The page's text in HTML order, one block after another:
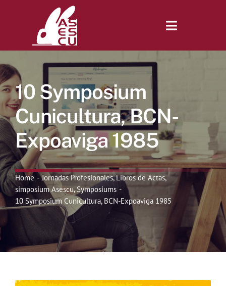
Toggle
Inicio
Revista
Tienda
Lonjas
Symposiums
Noticias
10 Symposium
Cunicultura, BCN-
Expoaviga 1985
Home Jornadas Profesionales Libros de Actas
simposium Asescu Symposiums
10 Symposium Cunicultura, BCN-Expoaviga 1985